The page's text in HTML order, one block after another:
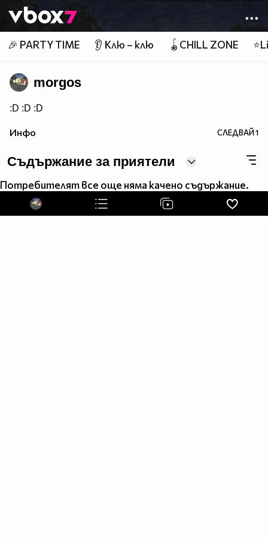
👾
🎉 PARTY TIME 👂 Клю – клю 🪀CHILL ZONE
morgos
:D :D :D
Инфо СЛЕДВАЙ1
Съдържание за приятели
Потребителят все още няма качено съдържание.